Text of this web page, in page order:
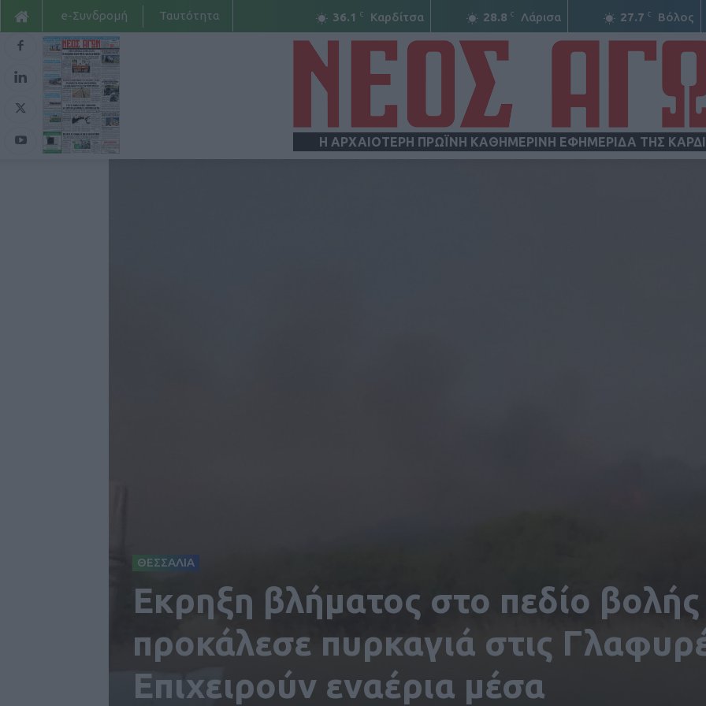
36.1 C Καρδίτσα 28.8 C Λάρισα 27.7 C Βόλος
e-Συνδρομή Ταυτότητα
Η ΑΡΧΑΙΟΤΕΡΗ ΠΡΩΪΝΗ ΚΑΘΗΜΕΡΙΝΗ ΕΦΗΜΕΡΙΔΑ ΤΗΣ
ΘΕΣΣΑΛΙΑ
Εκρηξη βλήματος στο πεδίο βολής
προκάλεσε πυρκαγιά στις
Επιχειρούν εναέρια μέσα